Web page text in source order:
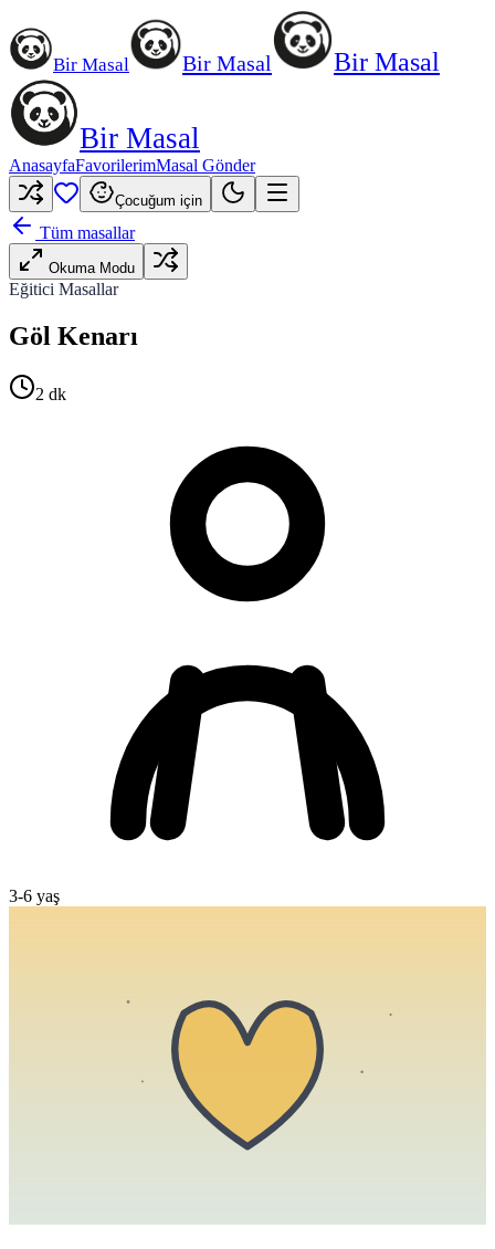
Bir Masal Bir Masal Bir Masal
Bir Masal
AnasayfaFavorilerimMasal Gönder
Çocuğum için
Tüm masallar
Okuma Modu
Eğitici Masallar
Göl Kenarı
2 dk
3-6 yaş